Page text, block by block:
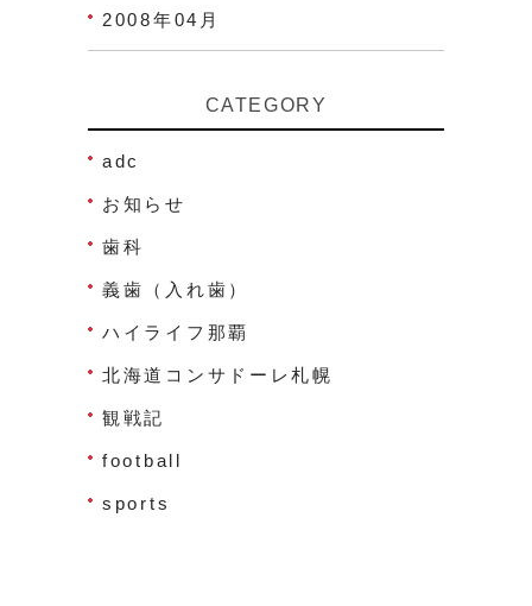
2008年04月
CATEGORY
adc
お知らせ
歯科
義歯（入れ歯）
ハイライフ那覇
北海道コンサドーレ札幌
観戦記
football
sports